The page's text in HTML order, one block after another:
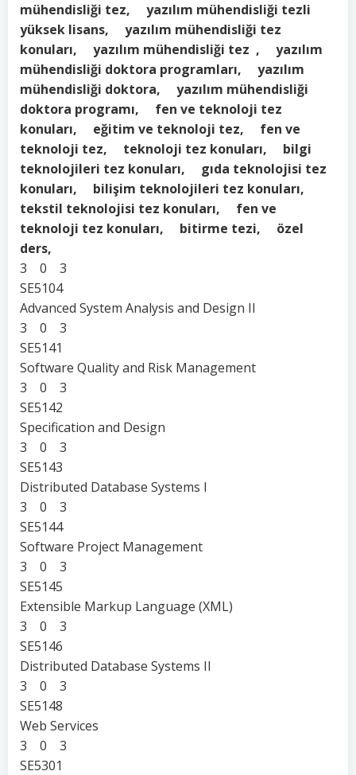
mühendisliği tez, yazılım mühendisliği tezli
yüksek lisans, yazılım mühendisliği tez
konuları, yazılım mühendisliği tez , yazılım
mühendisliği doktora programları, yazılım
mühendisliği doktora, yazılım mühendisliği
doktora programı, fen ve teknoloji tez
konuları, eğitim ve teknoloji tez, fen ve
teknoloji tez, teknoloji tez konuları, bilgi
teknolojileri tez konuları, gıda teknolojisi tez
konuları, bilişim teknolojileri tez konuları,
tekstil teknolojisi tez konuları, fen ve
teknoloji tez konuları, bitirme tezi, özel
ders,
3 0 3
SE5104
Advanced System Analysis and Design II
3 0 3
SE5141
Software Quality and Risk Management
3 0 3
SE5142
Specification and Design
3 0 3
SE5143
Distributed Database Systems I
3 0 3
SE5144
Software Project Management
3 0 3
SE5145
Extensible Markup Language (XML)
3 0 3
SE5146
Distributed Database Systems II
3 0 3
SE5148
Web Services
3 0 3
SE5301